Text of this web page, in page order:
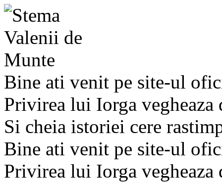
Bine ati venit pe site-ul
Privirea lui Iorga
Si cheia istoriei cere
Bine ati venit pe site-ul
Privirea lui Iorga